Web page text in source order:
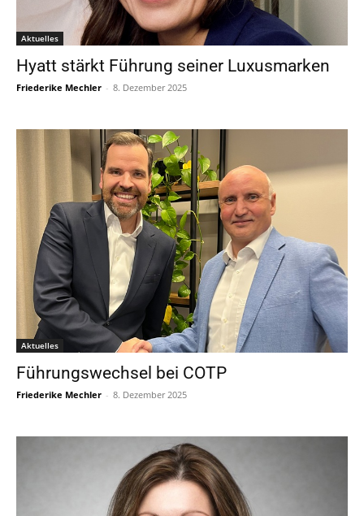
Aktuelles
Hyatt stärkt Führung seiner Luxusmarken
Friederike Mechler - 8. Dezember 2025
Aktuelles
Führungswechsel bei COTP
Friederike Mechler - 8. Dezember 2025